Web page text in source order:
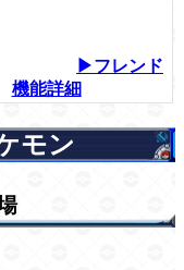
▶フレンド
機能詳細
モン